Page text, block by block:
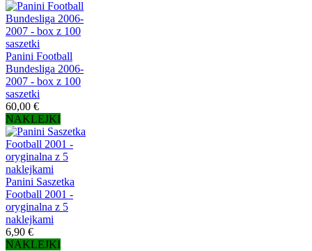
Panini Football
Bundesliga 2006-
2007 - box z 100
saszetki
60,00 €
NAKLEJKI
Panini Saszetka
Football 2001 -
oryginalna z 5
naklejkami
6,90 €
NAKLEJKI